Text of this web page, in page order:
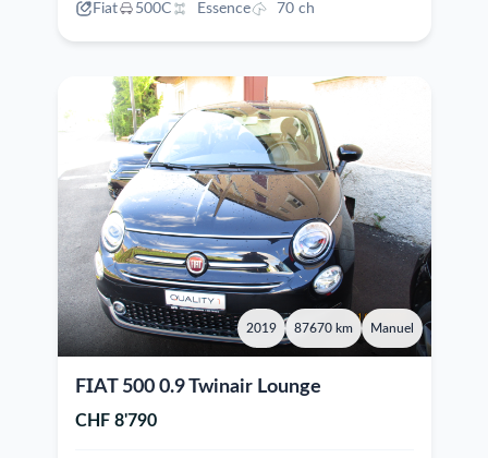
Fiat 500C Essence 70 ch
2019 87670 km Manuel
FIAT 500 0.9 Twinair Lounge
CHF 8'790